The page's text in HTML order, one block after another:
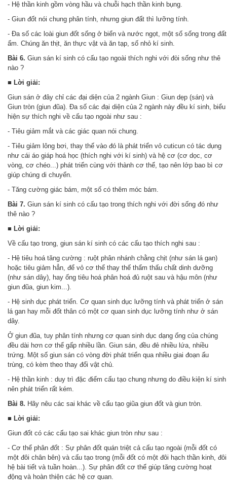
- Hệ thần kinh gồm vòng hầu và chuỗi hạch thần kinh bụng.
- Giun đốt nói chung phân tính, nhưng giun đất thì lưỡng tính.
- Đa số các loài giun đốt sống ở biển và nước ngọt, một số sống trong đất
ẩm. Chúng ăn thịt, ăn thực vật và ăn tạp, số nhỏ kí sinh.
Bài 6. Giun sán kí sinh có cấu tạo ngoài thích nghi với đòi sống như thê
nào ?
■ Lời giải:
Giun sán ở đây chỉ các đại diện của 2 ngành Giun : Giun dẹp (sán) và
Giun tròn (giun đũa). Đa số các đại diện của 2 ngành này đều kí sinh, biểu
hiện sự thích nghi về cấu tạo ngoài như sau :
- Tiêu giảm mắt và các giác quan nói chung.
- Tiêu giảm lông bơi, thay thế vào đó là phát triển vỏ cuticun có tác dụng
như cái áo giáp hoá học (thích nghi với kí sinh) và hệ cơ (cơ dọc, cơ
vòng, cơ chéo...) phát triển cùng với thành cơ thể, tạo nên lớp bao bì cơ
giúp chúng di chuyển.
- Tăng cường giác bám, một số có thêm móc bám.
Bài 7. Giun sán kí sinh có cấu tạo trong thích nghi với đời sống đó như
thê nào ?
■ Lời giải:
Về cấu tạo trong, giun sán kí sinh có các cấu tạo thích nghi sau :
- Hệ tiêu hoá tăng cường : ruột phân nhánh chằng chịt (như sán lá gan)
hoặc tiêu giảm hẳn, để vỏ cơ thể thay thế thẩm thấu chất dinh dưỡng
(như sán dây), hay ống tiêu hoá phân hoá đủ ruột sau và hậu môn (như
giun đũa, giun kim...).
- Hệ sinh dục phát triển. Cơ quan sinh dục lưỡng tính và phát triển ở sán
lá gan hay mỗi đốt thân có một cơ quan sinh dục lưỡng tính như ở sán
dây.
Ở giun đũa, tuy phân tính nhưng cơ quan sinh dục dạng ống của chúng
đều dài hơn cơ thể gấp nhiều lần. Giun sán, đều đẻ nhiều lứa, nhiều
trứng. Một số giun sán có vòng đời phát triển qua nhiều giai đoạn ấu
trùng, có kèm theo thay đổi vật chủ.
- Hệ thần kinh : duy trì đặc điểm cấu tạo chung nhưng do điều kiện kí sinh
nên phát triển rất kém.
Bài 8. Hãy nêu các sai khác về cấu tạo giũa giun đốt và giun tròn.
■ Lời giải:
Giun đốt có các cấu tạo sai khác giun tròn như sau :
- Cơ thể phân đốt : Sự phân đốt quán triệt cả cấu tạo ngoài (mỗi đốt có
một đôi chân bên) và cấu tạo trong (mỗi đốt có một đôi hạch thần kinh, đôi
hệ bài tiết và tuần hoàn...). Sự phân đốt cơ thể giúp tăng cường hoạt
động và hoàn thiện các hệ cơ quan.